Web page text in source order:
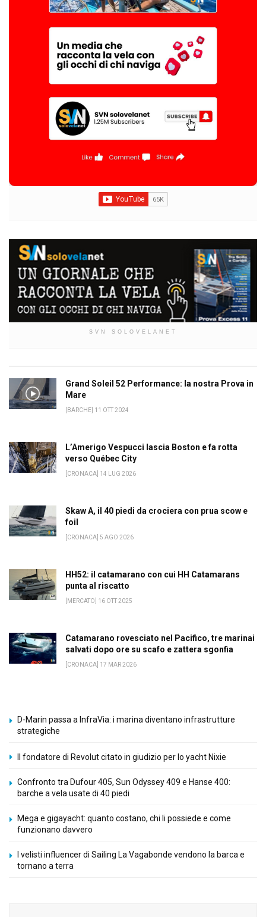
SVN SOLOVELANET
Grand Soleil 52 Performance: la nostra Prova in
Mare
[BARCHE] 11 OTT 2024
L’Amerigo Vespucci lascia Boston e fa rotta
verso Québec City
[CRONACA] 14 LUG 2026
Skaw A, il 40 piedi da crociera con prua scow e
foil
[CRONACA] 5 AGO 2026
HH52: il catamarano con cui HH Catamarans
punta al riscatto
[MERCATO] 16 OTT 2025
Catamarano rovesciato nel Pacifico, tre marinai
salvati dopo ore su scafo e zattera sgonfia
[CRONACA] 17 MAR 2026
D-Marin passa a InfraVia: i marina diventano infrastrutture
strategiche
Il fondatore di Revolut citato in giudizio per lo yacht Nixie
Confronto tra Dufour 405, Sun Odyssey 409 e Hanse 400:
barche a vela usate di 40 piedi
Mega e gigayacht: quanto costano, chi li possiede e come
funzionano davvero
I velisti influencer di Sailing La Vagabonde vendono la barca e
tornano a terra